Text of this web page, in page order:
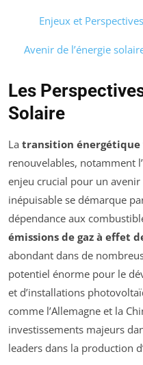
Enjeux et Perspectives
Avenir de l’énergie
Les
Solaire
La transition énergétique
renouvelables, notamment l’
enjeu crucial pour un
inépuisable se démarque
dépendance aux
émissions de gaz à effet
abondant dans de
potentiel énorme pour le
et d’installations
comme l’Allemagne et la
investissements majeurs
leaders dans la production